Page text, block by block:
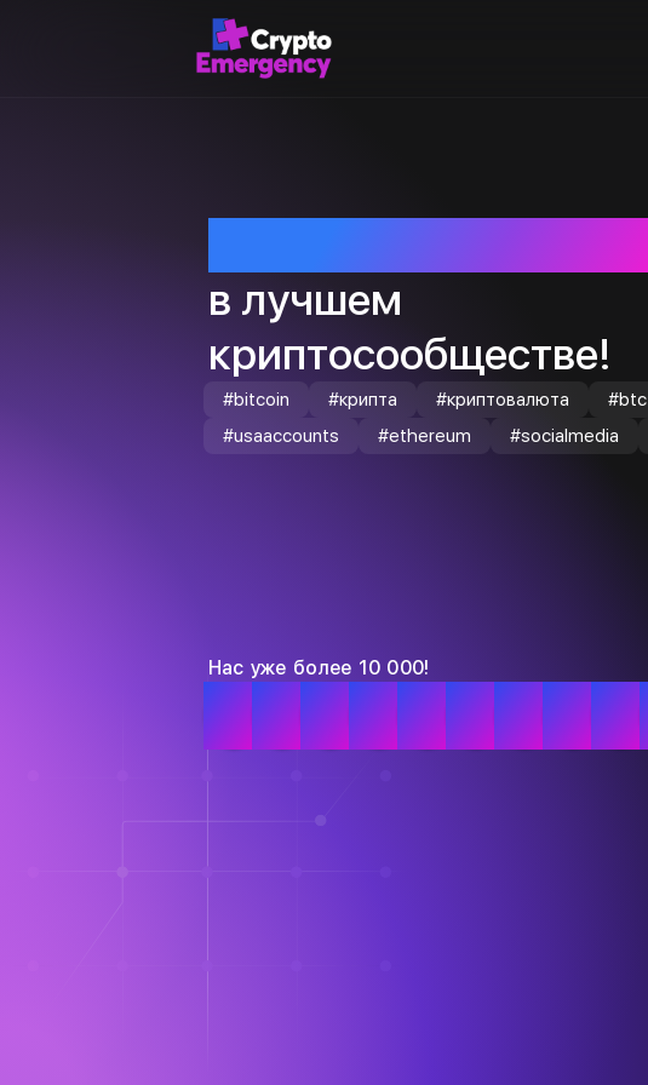
в лучшем
криптосообществе!
#bitcoin #крипта #криптовалюта
#btc
#usaaccounts
#ethereum #socialmedia
Нас уже более 10 000!